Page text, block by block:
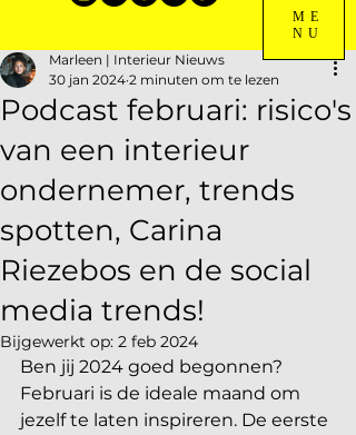
ME
NU
Podcast februari: risico's
van een interieur
ondernemer, trends
spotten, Carina
Riezebos en de social
media trends!
Marleen | Interieur Nieuws
30 jan 2024 2 minuten om te lezen
Bijgewerkt op: 2 feb 2024
Ben jij 2024 goed begonnen?
Februari is de ideale maand om
jezelf te laten inspireren. De eerste